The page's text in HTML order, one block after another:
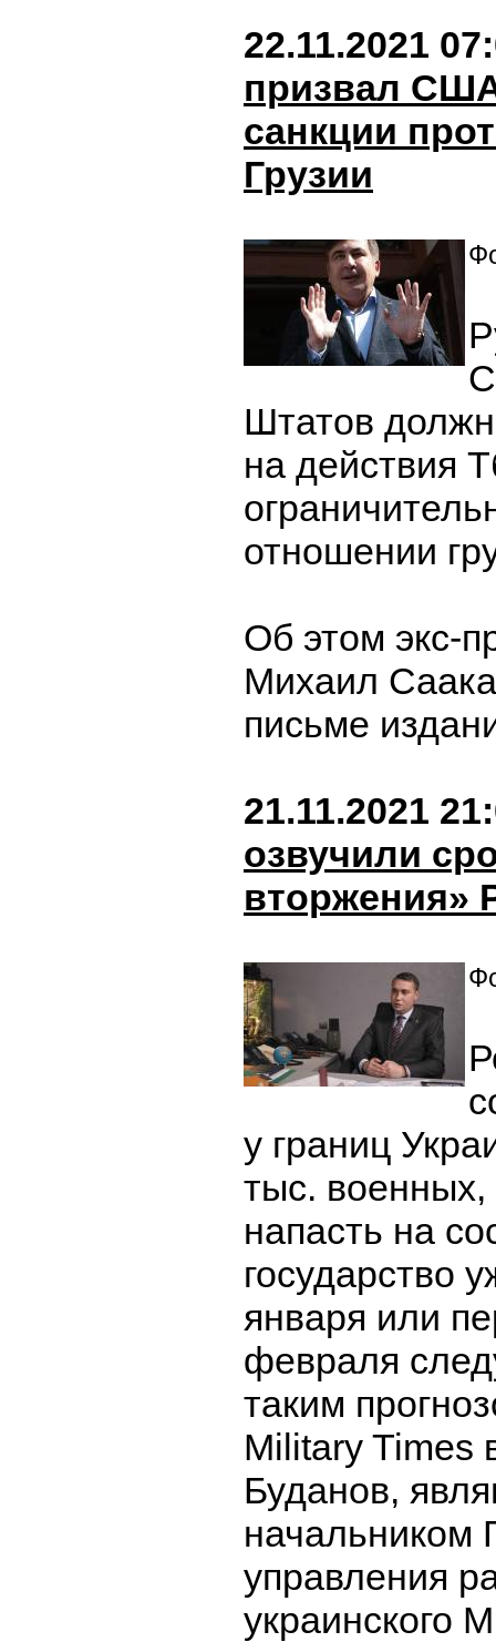
22.11.2021
призвал
санкции
Грузии
Штатов
на действия
отношении
Об этом экс-
Михаил
письме
21.11.2021
озвучили
вторжения»
у границ
тыс. военных,
напасть на
государство
января или
февраля
таким
Military Times
Буданов,
начальником
управления
украинского